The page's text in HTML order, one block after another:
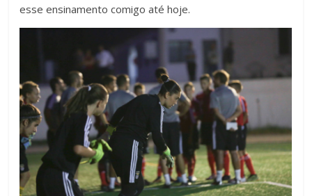
esse ensinamento comigo até hoje.